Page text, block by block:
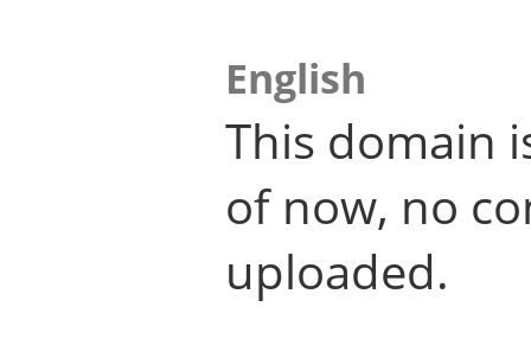
English
This domain
of now, no
uploaded.